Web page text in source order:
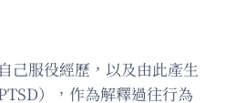
己服役經歷，以及由此產生
），作為解釋過往行為